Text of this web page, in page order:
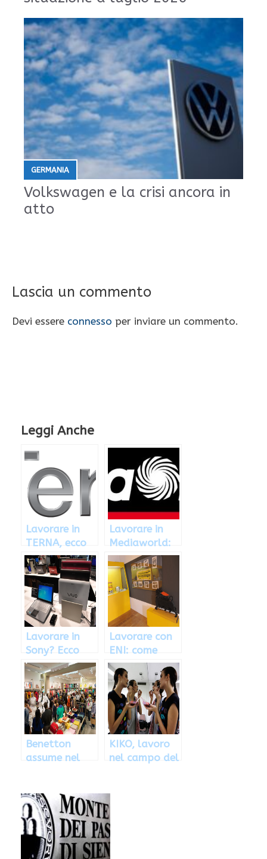
GERMANIA
Volkswagen e la crisi ancora in
atto
Lascia un commento
Devi essere connesso per inviare un commento.
Leggi Anche
Lavorare in
TERNA, ecco
come fare per
inviare il
curriculum
vitae
Lavorare in
Mediaworld:
come inviare il
curriculum
vitae e
candidarsi
Lavorare in
Sony? Ecco
come
candidarsi ed
inviare il
curriculum
vitae
Lavorare con
ENI: come
candidarsi ed
inviare il
curriculum
vitae
Benetton
assume nel
candidarsi
KIKO, lavoro
nel campo del